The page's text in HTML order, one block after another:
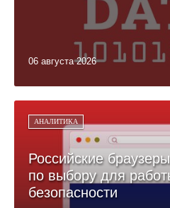
06 августа 2026
АНАЛИТИКА
Российские
по выбору для
безопасности